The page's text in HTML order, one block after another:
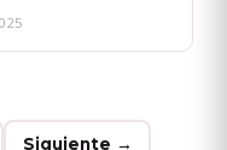
Siguiente →